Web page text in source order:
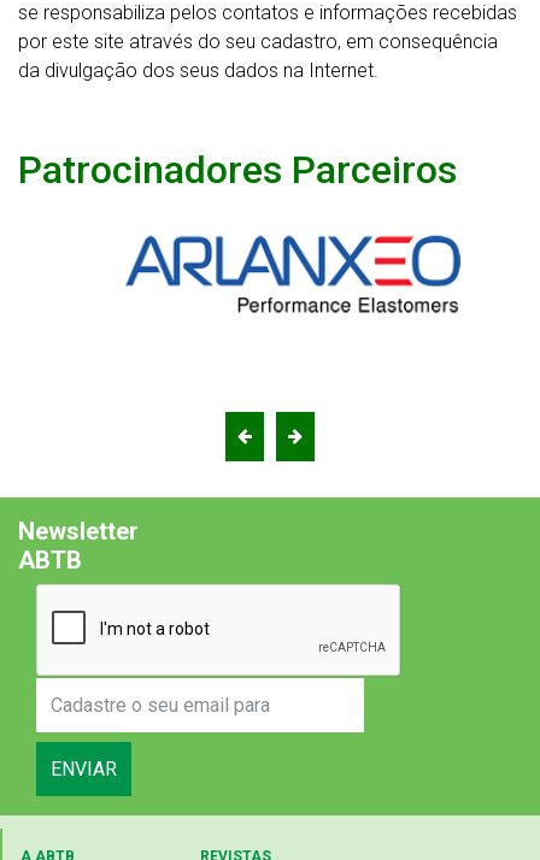
se responsabiliza pelos contatos e informações recebidas
por este site através do seu cadastro, em consequência
da divulgação dos seus dados na Internet.
Patrocinadores Parceiros
Newsletter
ABTB
ENVIAR